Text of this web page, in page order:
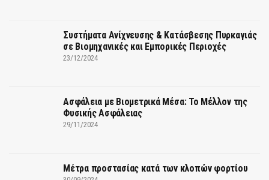
Συστήματα Ανίχνευσης & Κατάσβεσης Πυρκαγιάς
σε Βιομηχανικές και Εμπορικές Περιοχές
23/12/2024
Ασφάλεια με Βιομετρικά Μέσα: Το Μέλλον της
Φυσικής Ασφάλειας
29/11/2024
Μέτρα προστασίας κατά των κλοπών φορτίου